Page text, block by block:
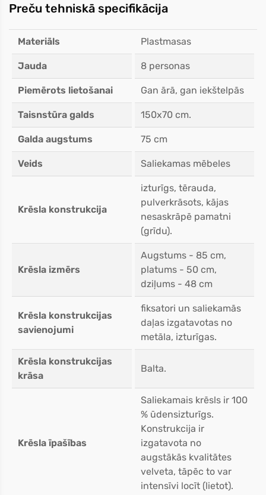
Preču tehniskā specifikācija
Materiāls Plastmasas
Jauda 8 personas
Piemērots lietošanai Gan ārā, gan iekštelpās
Taisnstūra galds 150x70 cm.
Galda augstums 75 cm
Veids Saliekamas mēbeles
Krēsla konstrukcija
izturīgs, tērauda,
pulverkrāsots, kājas
nesaskrāpē pamatni
(grīdu).
Krēsla izmērs
Augstums - 85 cm,
platums - 50 cm,
dziļums - 48 cm
Krēsla konstrukcijas
savienojumi
fiksatori un saliekamās
daļas izgatavotas no
metāla, izturīgas.
Krēsla konstrukcijas
krāsa
Balta.
Krēsla īpašības
Saliekamais krēsls ir 100
% ūdensizturīgs.
Konstrukcija ir
izgatavota no
augstākās kvalitātes
velveta, tāpēc to var
intensīvi locīt (lietot).